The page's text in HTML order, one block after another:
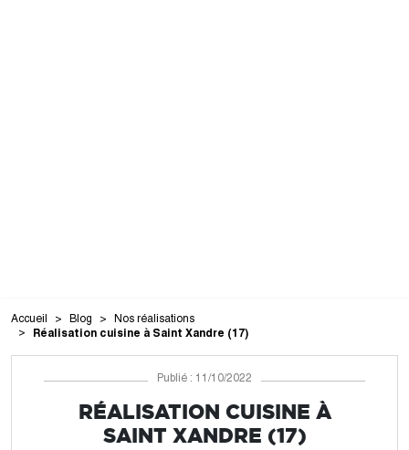
Accueil Blog Nos réalisations
Réalisation cuisine à Saint Xandre (17)
Publié : 11/10/2022
RÉALISATION CUISINE À
SAINT XANDRE (17)